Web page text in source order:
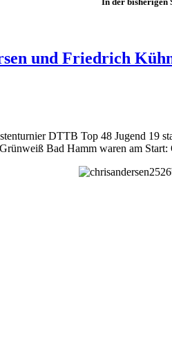
und Friedrich
DTTB Top 48 Jugend 19
Bad Hamm waren am